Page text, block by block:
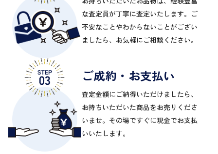
な査定員が丁寧に査定いたします。ご
不安なことやわからないことがござい
ましたら、お気軽にご相談ください。
ご成約・お支払い
査定金額にご納得いただけましたら、
お持ちいただいた商品をお売りくださ
いませ。その場ですぐに現金でお支払
いいたします。